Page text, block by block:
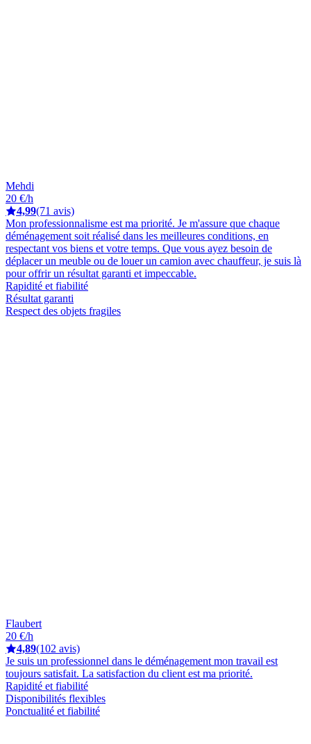
Mehdi
20 €/h
4,99(71 avis)
Mon professionnalisme est ma priorité. Je m'assure que chaque
déménagement soit réalisé dans les meilleures conditions, en
respectant vos biens et votre temps. Que vous ayez besoin de
déplacer un meuble ou de louer un camion avec chauffeur, je suis là
pour offrir un résultat garanti et impeccable.
Rapidité et fiabilité
Résultat garanti
Respect des objets fragiles
Flaubert
20 €/h
4,89(102 avis)
Je suis un professionnel dans le déménagement mon travail est
toujours satisfait. La satisfaction du client est ma priorité.
Rapidité et fiabilité
Disponibilités flexibles
Ponctualité et fiabilité